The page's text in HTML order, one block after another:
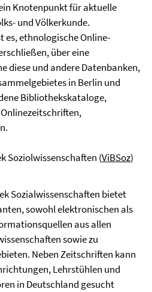
Knotenpunkt für aktuelle
und Völkerkunde.
es, ethnologische Online-
über eine
diese und andere Datenbanken,
in Berlin und
Bibliothekskataloge,
Soziolwissenschaften (ViBSoz)
Sozialwissenschaften bietet
sowohl elektronischen als
aus allen
sowie zu
Neben Zeitschriften kann
Lehrstühlen und
in Deutschland gesucht